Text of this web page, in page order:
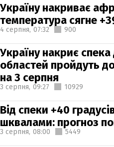
Україну накриває
температура сягне
4 серпня, 07:32 900
Україну накриє
областей пройдуть
на 3 серпня
3 серпня, 09:27 10929
Від спеки +40
шквалами: прогноз
3 серпня, 08:00 5449